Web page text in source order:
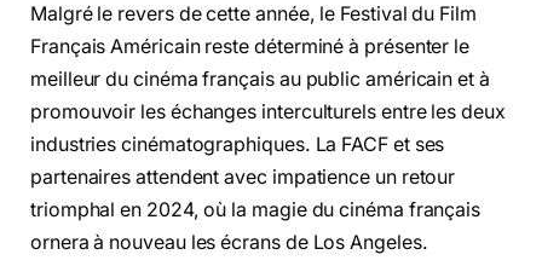
Malgré le revers de cette année, le Festival du Film
Français Américain reste déterminé à présenter le
meilleur du cinéma français au public américain et à
promouvoir les échanges interculturels entre les deux
industries cinématographiques. La FACF et ses
partenaires attendent avec impatience un retour
triomphal en 2024, où la magie du cinéma français
ornera à nouveau les écrans de Los Angeles.